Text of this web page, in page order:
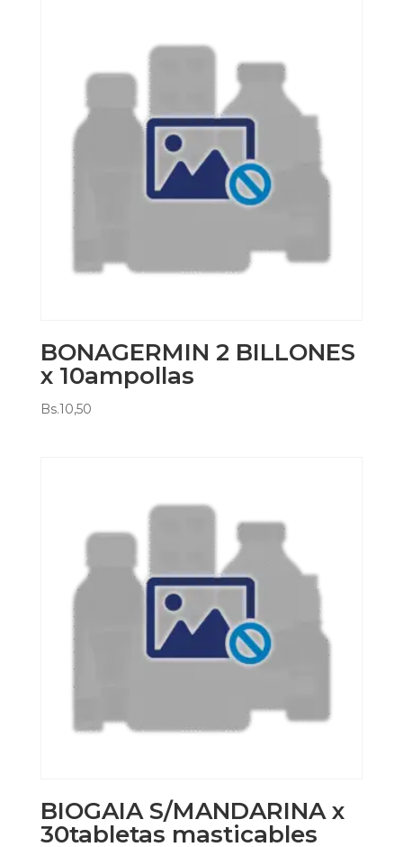
BONAGERMIN 2 BILLONES
x 10ampollas
Bs.10,50
BIOGAIA S/MANDARINA x
30tabletas masticables